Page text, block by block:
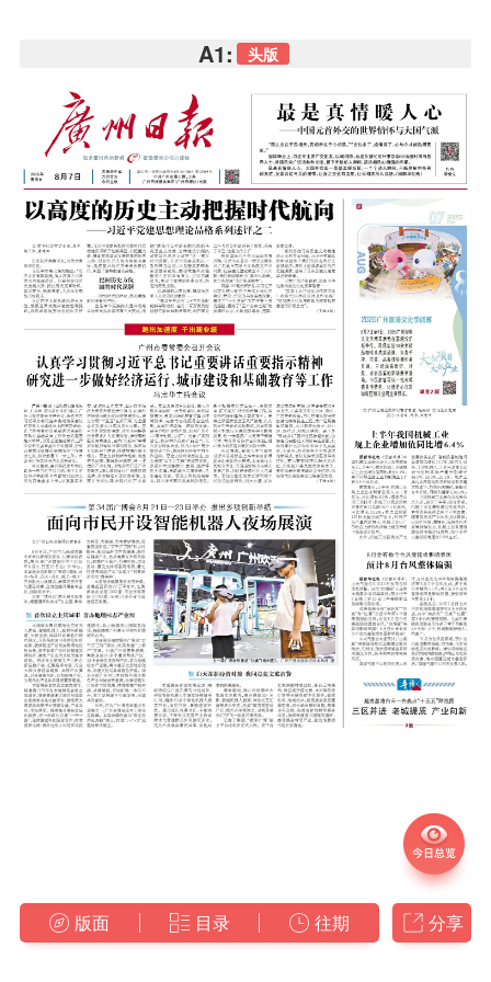
A1: 头版
版面 目录 往期 分享